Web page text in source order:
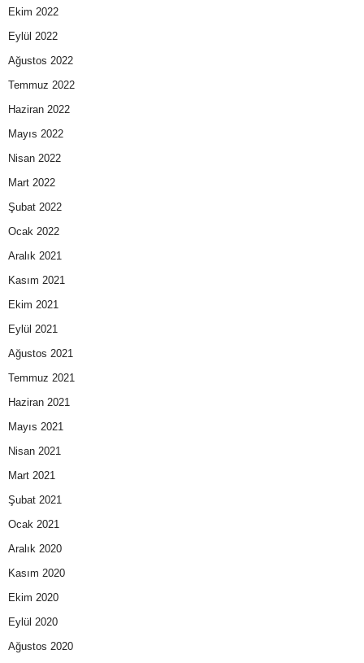
Ekim 2022
Eylül 2022
Ağustos 2022
Temmuz 2022
Haziran 2022
Mayıs 2022
Nisan 2022
Mart 2022
Şubat 2022
Ocak 2022
Aralık 2021
Kasım 2021
Ekim 2021
Eylül 2021
Ağustos 2021
Temmuz 2021
Haziran 2021
Mayıs 2021
Nisan 2021
Mart 2021
Şubat 2021
Ocak 2021
Aralık 2020
Kasım 2020
Ekim 2020
Eylül 2020
Ağustos 2020